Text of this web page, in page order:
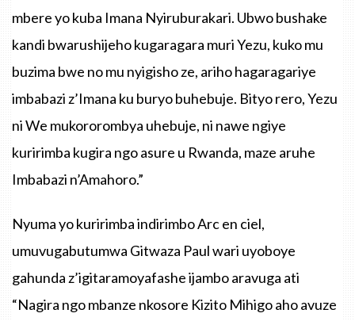
mbere yo kuba Imana Nyiruburakari. Ubwo bushake
kandi bwarushijeho kugaragara muri Yezu, kuko mu
buzima bwe no mu nyigisho ze, ariho hagaragariye
imbabazi z’Imana ku buryo buhebuje. Bityo rero, Yezu
ni We mukororombya uhebuje, ni nawe ngiye
kuririmba kugira ngo asure u Rwanda, maze aruhe
Imbabazi n’Amahoro.”
Nyuma yo kuririmba indirimbo Arc en ciel,
umuvugabutumwa Gitwaza Paul wari uyoboye
gahunda z’igitaramoyafashe ijambo aravuga ati
“Nagira ngo mbanze nkosore Kizito Mihigo aho avuze